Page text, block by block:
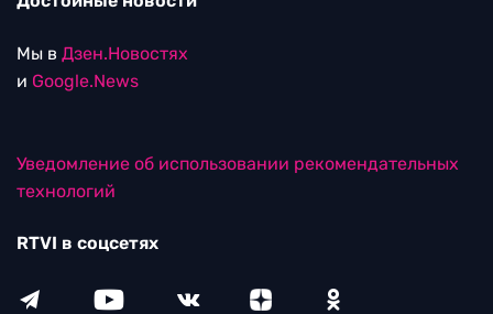
Мы в Дзен.Новостях
и Google.News
Уведомление об использовании рекомендательных
технологий
RTVI в соцсетях